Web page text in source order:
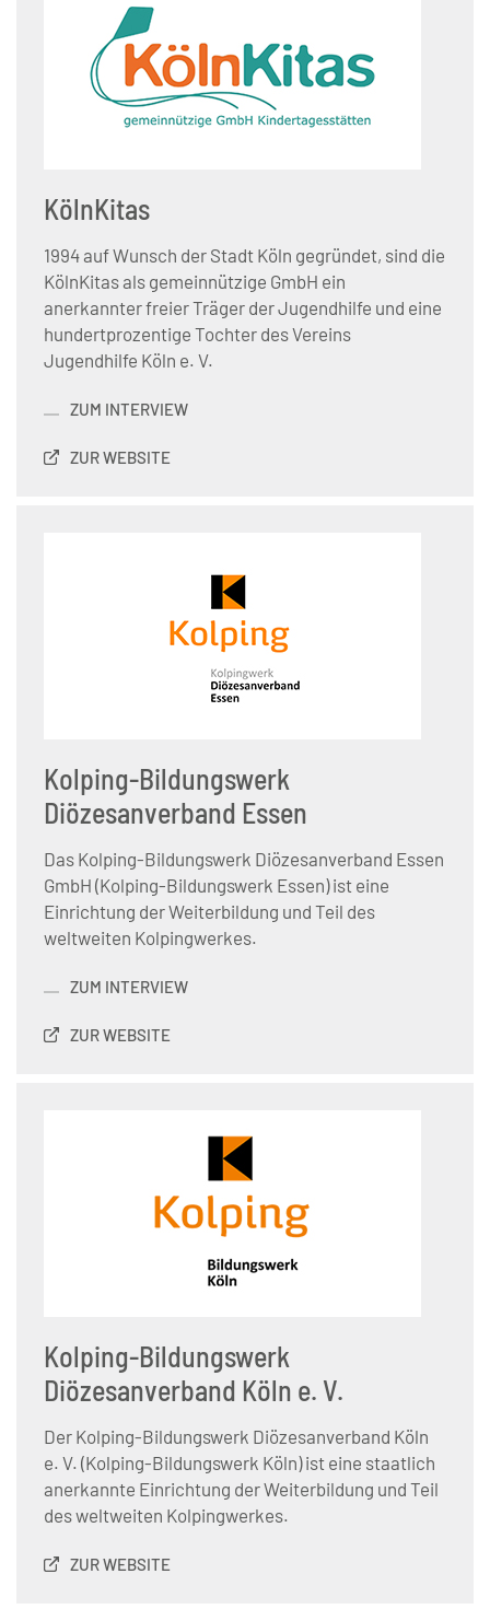
KölnKitas
1994 auf Wunsch der Stadt Köln gegründet, sind die
KölnKitas als gemeinnützige GmbH ein
anerkannter freier Träger der Jugendhilfe und eine
hundertprozentige Tochter des Vereins
Jugendhilfe Köln e. V.
ZUM INTERVIEW
ZUR WEBSITE
Kolping-Bildungswerk
Diözesanverband Essen
Das Kolping-Bildungswerk Diözesanverband Essen
GmbH (Kolping-Bildungswerk Essen) ist eine
Einrichtung der Weiterbildung und Teil des
weltweiten Kolpingwerkes.
ZUM INTERVIEW
ZUR WEBSITE
Kolping-Bildungswerk
Diözesanverband Köln e. V.
Der Kolping-Bildungswerk Diözesanverband Köln
e. V. (Kolping-Bildungswerk Köln) ist eine staatlich
anerkannte Einrichtung der Weiterbildung und Teil
des weltweiten Kolpingwerkes.
ZUR WEBSITE